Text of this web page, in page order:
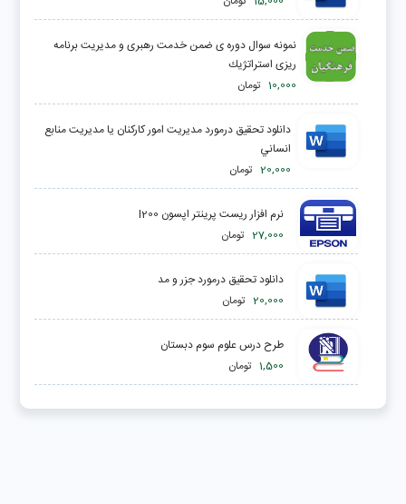
نمونه سوال دوره ی ضمن خدمت رهبری و مدیریت برنامه
ریزی استراتژیك
10,000 تومان
دانلود تحقیق درمورد مديريت امور كاركنان يا مديريت منابع
انساني
20,000 تومان
نرم افزار ریست پرینتر اپسون l200
27,000 تومان
دانلود تحقیق درمورد جزر و مد
20,000 تومان
طرح درس علوم سوم دبستان
1,500 تومان